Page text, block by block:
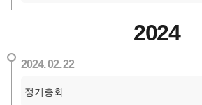
2024
2024. 02. 22
정기총회